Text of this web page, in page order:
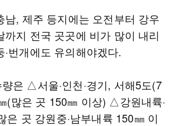
남, 제주 등지에는 오전부터 강우
까지 전국 곳곳에 비가 많이 내리
번개에도 유의해야겠다.
은 △서울·인천·경기, 서해5도(7
(많은 곳 150㎜ 이상) △강원내륙·
은 곳 강원중·남부내륙 150㎜ 이